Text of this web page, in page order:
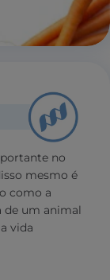
no
mesmo é
como a
de um animal
vida